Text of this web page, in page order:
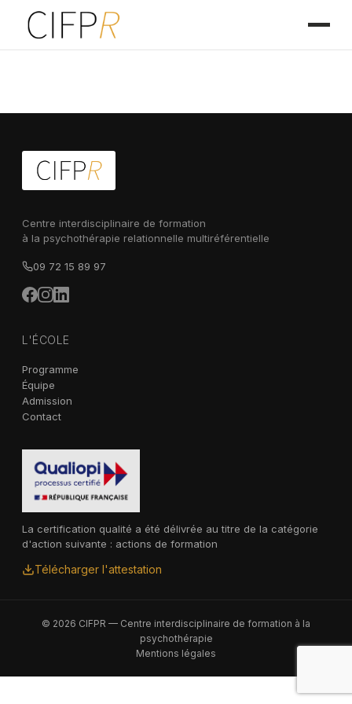
Centre interdisciplinaire de formation
à la psychothérapie relationnelle multiréférentielle
09 72 15 89 97
L'ÉCOLE
Programme
Équipe
Admission
Contact
La certification qualité a été délivrée au titre de la catégorie
d'action suivante : actions de formation
Télécharger l'attestation
© 2026 CIFPR — Centre interdisciplinaire de formation à la
psychothérapie
Mentions légales